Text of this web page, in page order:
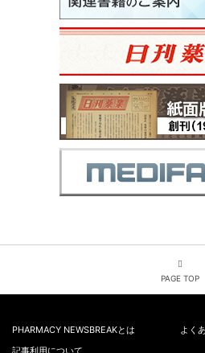
PAGE TOP
PHARMACY NEWSBREAKとは
よく